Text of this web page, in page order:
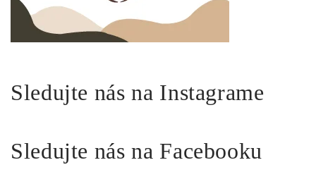
Sledujte nás na Instagrame
Sledujte nás na Facebooku